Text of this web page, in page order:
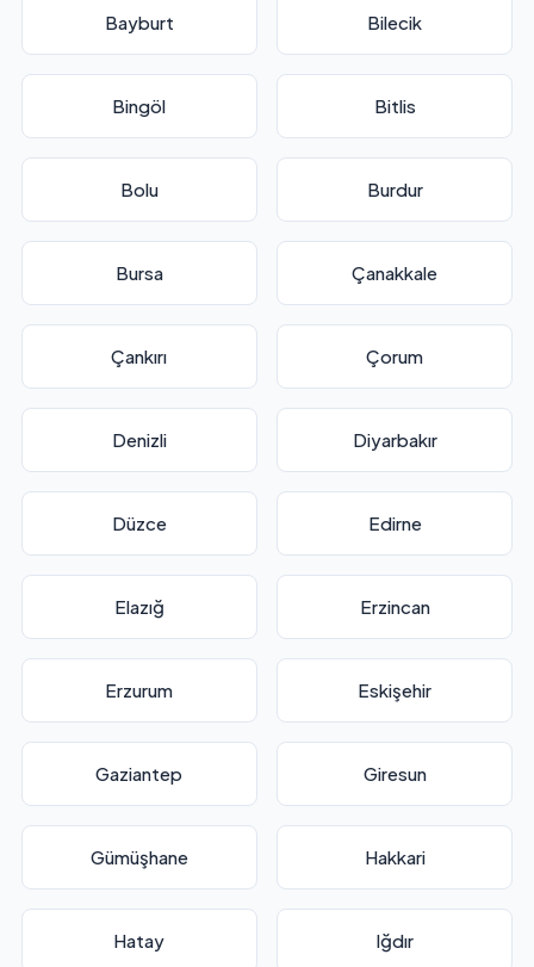
Bayburt Bilecik
Bingöl Bitlis
Bolu Burdur
Bursa Çanakkale
Çankırı Çorum
Denizli Diyarbakır
Düzce Edirne
Elazığ Erzincan
Erzurum Eskişehir
Gaziantep Giresun
Gümüşhane Hakkari
Hatay Iğdır